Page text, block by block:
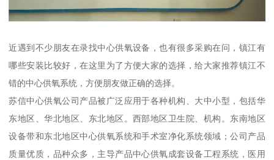
近遇到不少朋友在录找中心供氧设备，也有很多采购在问，镇江有
哪些安装比较好，在这里为了方便大家的选择，给大家推荐镇江不
错的中心供氧系统，方便朋友做正确的选择。
苏信中心供氧公司产品被广泛应用于各种机构、大中小型，包括华
东地区、华北地区、东北地区。西部地区卫生院、机构。东南地区
设备带和东北地区中心供氧系统和手术室净化系统领域；公司产品
质量优质，品种众多，主导产品中心供氧成套设备工程系统，医用